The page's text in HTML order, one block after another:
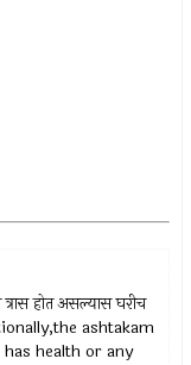
होत असल्यास घरीच
ashtakam
health or any